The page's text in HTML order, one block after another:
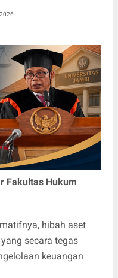
Fakultas Hukum
hibah aset
secara tegas
keuangan